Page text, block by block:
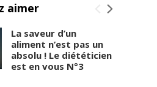
aimer
La saveur d’un
aliment n’est pas un
absolu ! Le diététicien
est en vous N°3